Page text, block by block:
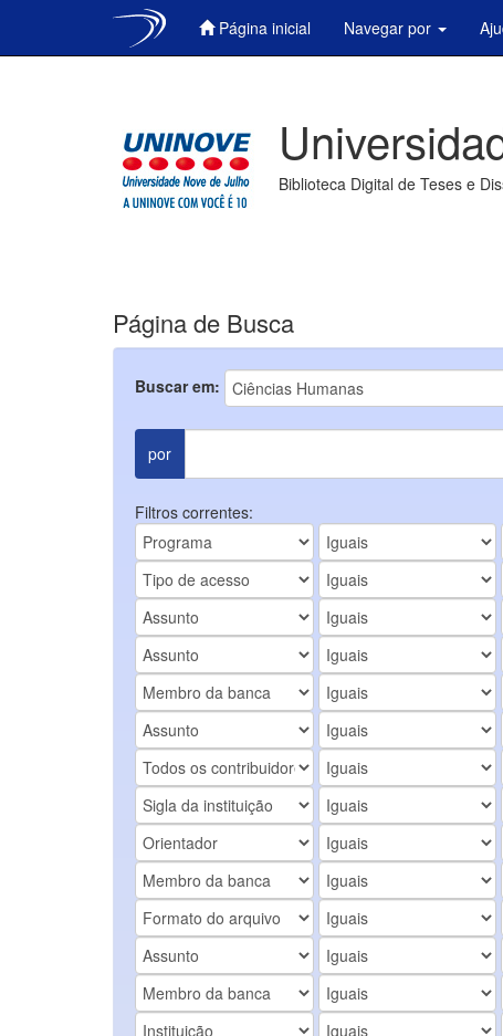
Página inicial Navegar por
Biblioteca Digital de Teses e
Página de Busca
Buscar em:
por
Filtros correntes: